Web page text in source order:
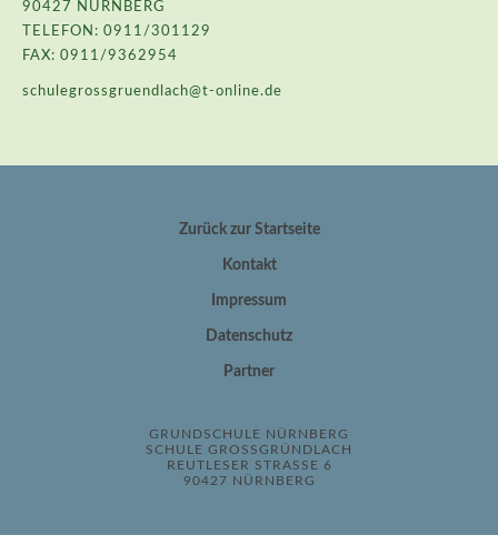
90427 NÜRNBERG
TELEFON: 0911/301129
FAX: 0911/9362954
schulegrossgruendlach@t-online.de
Zurück zur Startseite
Kontakt
Impressum
Datenschutz
Partner
GRUNDSCHULE NÜRNBERG
SCHULE GROSSGRÜNDLACH
REUTLESER STRASSE 6
90427 NÜRNBERG